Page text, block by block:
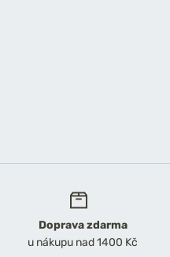
Doprava zdarma
u nákupu nad 1400 Kč